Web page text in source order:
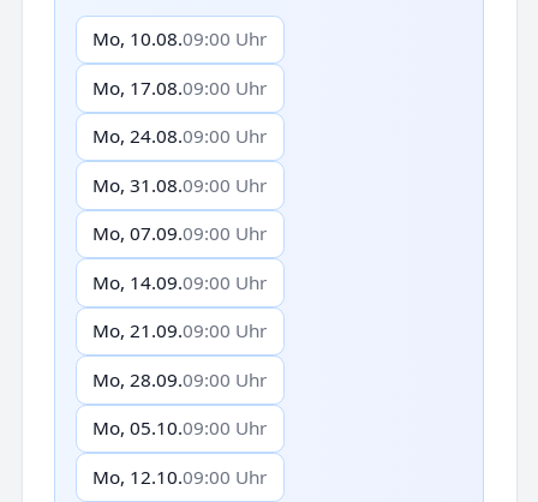
Mo, 10.08.09:00 Uhr
Mo, 17.08.09:00 Uhr
Mo, 24.08.09:00 Uhr
Mo, 31.08.09:00 Uhr
Mo, 07.09.09:00 Uhr
Mo, 14.09.09:00 Uhr
Mo, 21.09.09:00 Uhr
Mo, 28.09.09:00 Uhr
Mo, 05.10.09:00 Uhr
Mo, 12.10.09:00 Uhr